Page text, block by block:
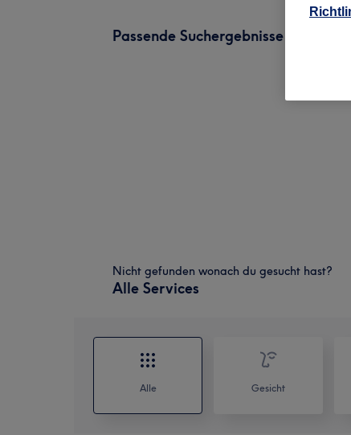
Passende Suchergebnisse
Nicht gefunden wonach du gesucht hast?
Alle Services
Alle Gesicht